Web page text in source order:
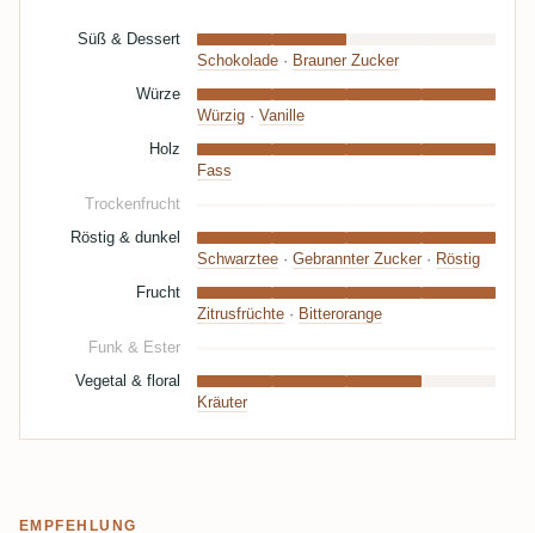
Süß & Dessert
Schokolade · Brauner Zucker
Würze
Würzig · Vanille
Holz
Fass
Trockenfrucht
Röstig & dunkel
Schwarztee · Gebrannter Zucker · Röstig
Frucht
Zitrusfrüchte · Bitterorange
Funk & Ester
Vegetal & floral
Kräuter
EMPFEHLUNG